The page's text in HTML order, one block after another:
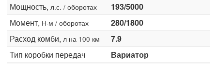
Мощность, л.с. / оборотах
193/5000
Момент, Н·м / оборотах
280/1800
Расход комби, л на 100 км
7.9
Тип коробки передач
Вариатор